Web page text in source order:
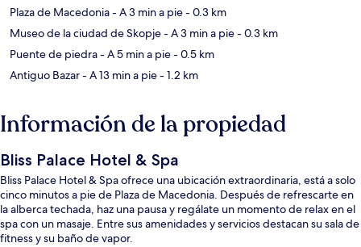
Plaza de Macedonia- A 3 min a pie- 0.3 km
Museo de la ciudad de Skopje- A 3 min a pie- 0.3 km
Puente de piedra- A 5 min a pie- 0.5 km
Antiguo Bazar- A 13 min a pie- 1.2 km
Información de la propiedad
Bliss Palace Hotel & Spa
Bliss Palace Hotel & Spa ofrece una ubicación extraordinaria, está a solo
cinco minutos a pie de Plaza de Macedonia. Después de refrescarte en
la alberca techada, haz una pausa y regálate un momento de relax en el
spa con un masaje. Entre sus amenidades y servicios destacan su sala de
fitness y su baño de vapor.